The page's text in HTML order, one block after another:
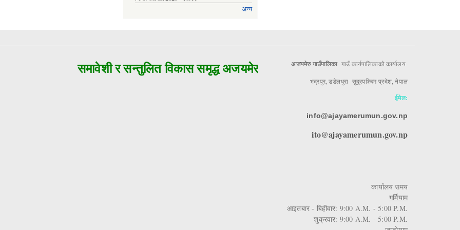
अन्य
समावेशी र सन्तुलित विकास समृद्ध अजयमेरुको मुल आधार!!अजयमेरु गाउँपालिका गाउँ कार्यपालिकाको कार्यालय
भद्रपुर, डडेलधुरा सुदूरपश्चिम प्रदेश, नेपाल
ईमेल:
info@ajayamerumun.gov.np
ito@ajayamerumun.gov.np
कार्यालय समय
गर्मियाम
आइतबार - बिहीवार: 9:00 A.M. - 5:00 P.M.
शुक्रवार: 9:00 A.M. - 5:00 P.M.